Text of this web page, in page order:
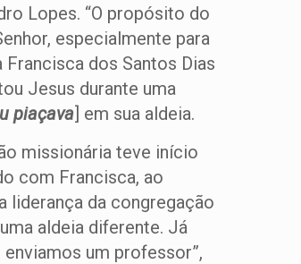
Lopes. “O propósito do
especialmente para
dos Santos Dias
Jesus durante uma
piaçava] em sua aldeia.
missionária teve início
com Francisca, ao
liderança da congregação
aldeia diferente. Já
um professor”,